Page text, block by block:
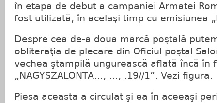
în etapa de debut a campaniei Armatei
fost utilizată, în acelaşi timp cu emisiunea
Despre cea de-a doua marcă poştală
obliteraţia de plecare din Oficiul poştal
vechea ştampilă ungurească aflată încă în
„NAGYSZALONTA…, …, .19//1”. Vezi figura.
Piesa aceasta a circulat şi ea în aceeaşi